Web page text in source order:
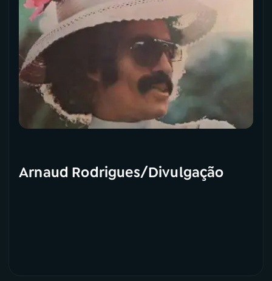
TikTok
Arnaud Rodrigues/Divulgação